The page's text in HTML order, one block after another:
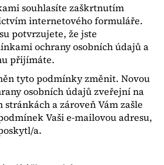
souhlasíte zaškrtnutím
internetového formuláře.
potvrzujete, že jste
ochrany osobních údajů a
přijímáte.
tyto podmínky změnit. Novou
osobních údajů zveřejní na
a zároveň Vám zašle
Vaši e-mailovou adresu,
a.